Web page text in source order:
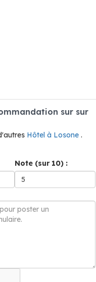
sur sur
Hôtel à Losone .
Note (sur 10) :